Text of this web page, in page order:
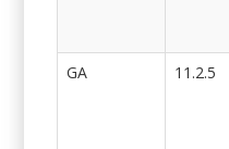
GA
11.2.5